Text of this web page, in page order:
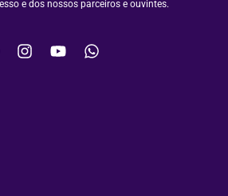
e dos nossos parceiros e ouvintes.